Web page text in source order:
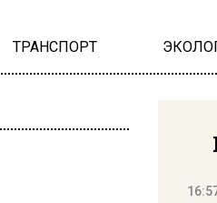
ТРАНСПОРТ